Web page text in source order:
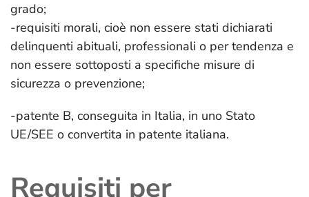
grado;
-requisiti morali, cioè non essere stati dichiarati
delinquenti abituali, professionali o per tendenza e
non essere sottoposti a specifiche misure di
sicurezza o prevenzione;
-patente B, conseguita in Italia, in uno Stato
UE/SEE o convertita in patente italiana.
Requisiti per